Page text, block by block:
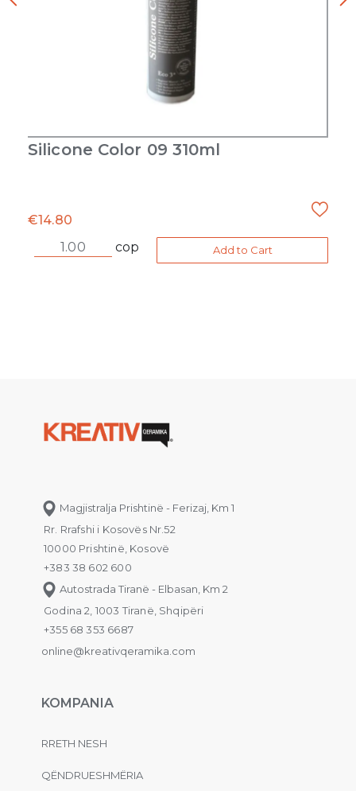
Silicone Color 09 310ml
€14.80
cop
Add to Cart
Magjistralja Prishtinë - Ferizaj, Km 1
Rr. Rrafshi i Kosovës Nr.52
10000 Prishtinë, Kosovë
+383 38 602 600
Autostrada Tiranë - Elbasan, Km 2
Godina 2, 1003 Tiranë, Shqipëri
+355 68 353 6687
online@kreativqeramika.com
KOMPANIA
RRETH NESH
QËNDRUESHMËRIA